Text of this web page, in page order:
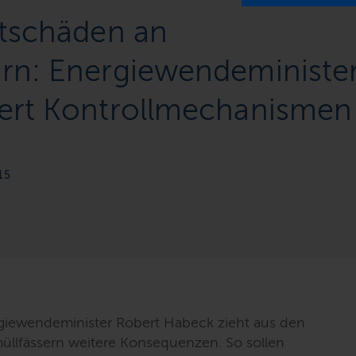
an
Kontrollmechanismen
Robert Habeck zieht aus den
weitere Konsequenzen. So sollen